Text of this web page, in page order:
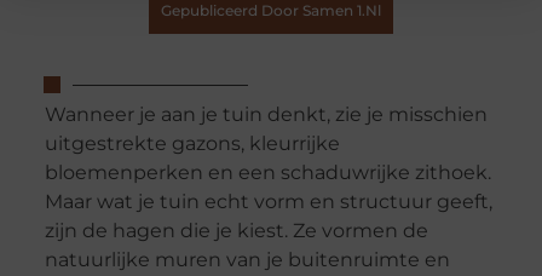
Gepubliceerd Door Samen 1.nl
Wanneer je aan je tuin denkt, zie je misschien
uitgestrekte gazons, kleurrijke
bloemenperken en een schaduwrijke zithoek.
Maar wat je tuin echt vorm en structuur geeft,
zijn de hagen die je kiest. Ze vormen de
natuurlijke muren van je buitenruimte en